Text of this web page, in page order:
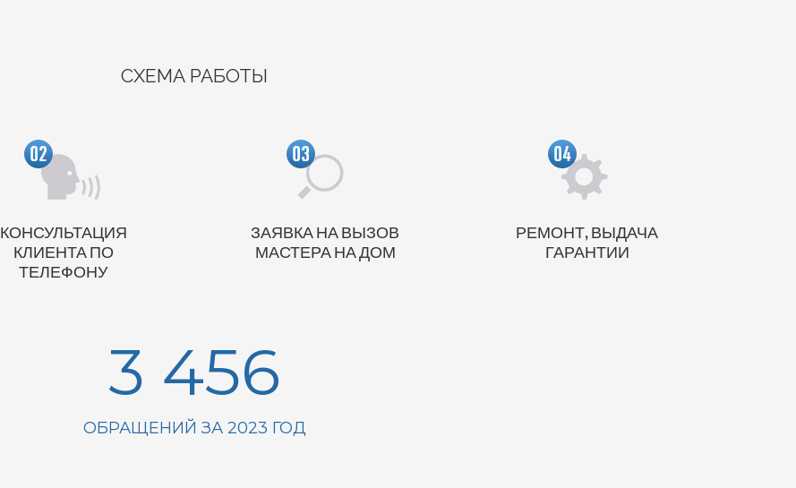
СХЕМА РАБОТЫ
КОНСУЛЬТАЦИЯ
КЛИЕНТА ПО
ТЕЛЕФОНУ
ЗАЯВКА НА ВЫЗОВ
МАСТЕРА НА ДОМ
РЕМОНТ, ВЫДАЧА
ГАРАНТИИ
3 456
ОБРАЩЕНИЙ ЗА 2023 ГОД